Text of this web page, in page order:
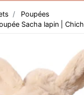
Poupées
Sacha lapin |